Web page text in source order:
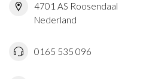
4701 AS Roosendaal
Nederland
0165 535 096